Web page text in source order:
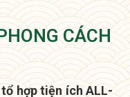
CÁCH
hợp tiện ích ALL-